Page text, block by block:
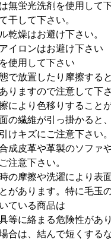
無蛍光洗剤を使用して
干して下さい。
乾燥はお避け下さい。
イロンはお避け下さい
使用して下さい
で放置したり摩擦すると
りますので注意して下さ
により色移りすること
の繊維が引っ掛かると
けキズにご注意下さい。
成皮革や革製のソファ
注意下さい。
の摩擦や洗濯により表
があります。特に毛玉
ている商品は
等に絡まる危険性があり
合は、結んで短くする